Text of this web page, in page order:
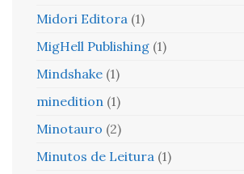
Midori Editora (1)
MigHell Publishing (1)
Mindshake (1)
minedition (1)
Minotauro (2)
Minutos de Leitura (1)